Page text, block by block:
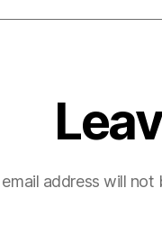
address will not